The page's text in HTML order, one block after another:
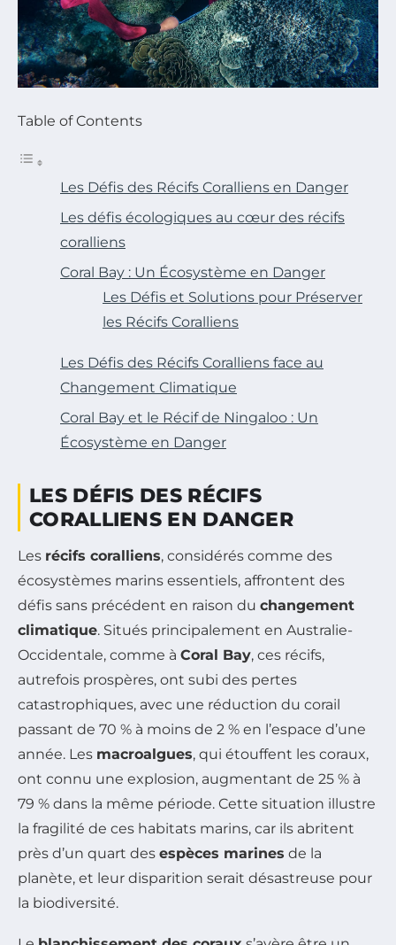
Table of Contents
Les Défis des Récifs Coralliens en Danger
Les défis écologiques au cœur des récifs
coralliens
Coral Bay : Un Écosystème en Danger
Les Défis et Solutions pour Préserver
les Récifs Coralliens
Les Défis des Récifs Coralliens face au
Changement Climatique
Coral Bay et le Récif de Ningaloo : Un
Écosystème en Danger
LES DÉFIS DES RÉCIFS
CORALLIENS EN DANGER
Les récifs coralliens, considérés comme des
écosystèmes marins essentiels, affrontent des
défis sans précédent en raison du changement
climatique. Situés principalement en Australie-
Occidentale, comme à Coral Bay, ces récifs,
autrefois prospères, ont subi des pertes
catastrophiques, avec une réduction du corail
passant de 70 % à moins de 2 % en l’espace d’une
année. Les macroalgues, qui étouffent les coraux,
ont connu une explosion, augmentant de 25 % à
79 % dans la même période. Cette situation illustre
la fragilité de ces habitats marins, car ils abritent
près d’un quart des espèces marines de la
planète, et leur disparition serait désastreuse pour
la biodiversité.